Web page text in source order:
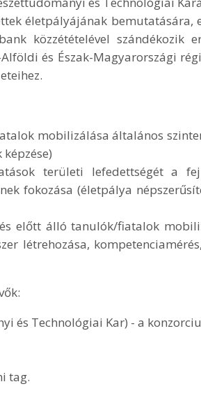
életpályájának bemutatására,
közzétételével szándékozik
és Észak-Magyarországi
mobilizálása általános
területi lefedettségét a
fokozása (életpálya
előtt álló tanulók/fiatalok
létrehozása,
és Technológiai Kar) - a
tag.